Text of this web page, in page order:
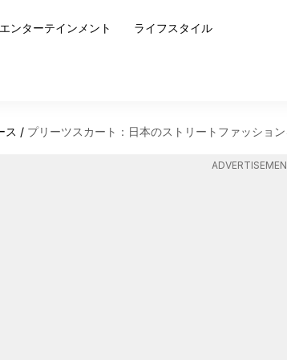
エンターテインメント ライフスタイル
ス / プリーツスカート：日本のストリートファッショ